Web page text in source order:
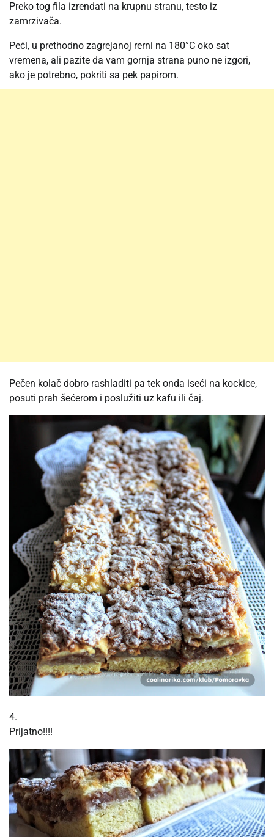
Preko tog fila izrendati na krupnu stranu, testo iz
zamrzivača.
Peći, u prethodno zagrejanoj rerni na 180°C oko sat
vremena, ali pazite da vam gornja strana puno ne izgori,
ako je potrebno, pokriti sa pek papirom.
Pečen kolač dobro rashladiti pa tek onda iseći na kockice,
posuti prah šećerom i poslužiti uz kafu ili čaj.
4.
Prijatno!!!!